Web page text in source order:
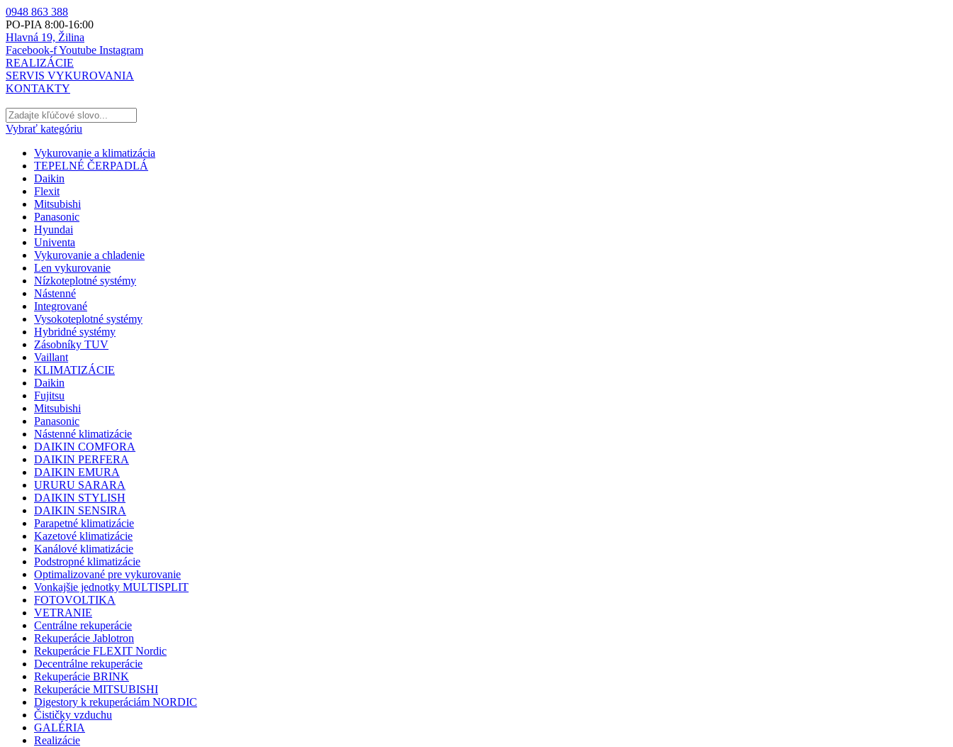
0948 863 388
PO-PIA 8:00-16:00
Hlavná 19, Žilina
Facebook-fYoutube Instagram
REALIZÁCIE
SERVIS VYKUROVANIA
KONTAKTY
Vybrať kategóriu
Vykurovanie a klimatizácia
TEPELNÉ ČERPADLÁ
Daikin
Flexit
Mitsubishi
Panasonic
Hyundai
Univenta
Vykurovanie a chladenie
Len vykurovanie
Nízkoteplotné systémy
Nástenné
Integrované
Vysokoteplotné systémy
Hybridné systémy
Zásobníky TUV
Vaillant
KLIMATIZÁCIE
Daikin
Fujitsu
Mitsubishi
Panasonic
Nástenné klimatizácie
DAIKIN COMFORA
DAIKIN PERFERA
DAIKIN EMURA
URURU SARARA
DAIKIN STYLISH
DAIKIN SENSIRA
Parapetné klimatizácie
Kazetové klimatizácie
Kanálové klimatizácie
Podstropné klimatizácie
Optimalizované pre vykurovanie
Vonkajšie jednotky MULTISPLIT
FOTOVOLTIKA
VETRANIE
Centrálne rekuperácie
Rekuperácie Jablotron
Rekuperácie FLEXIT Nordic
Decentrálne rekuperácie
Rekuperácie BRINK
Rekuperácie MITSUBISHI
Digestory k rekuperáciám NORDIC
Čističky vzduchu
GALÉRIA
Realizácie